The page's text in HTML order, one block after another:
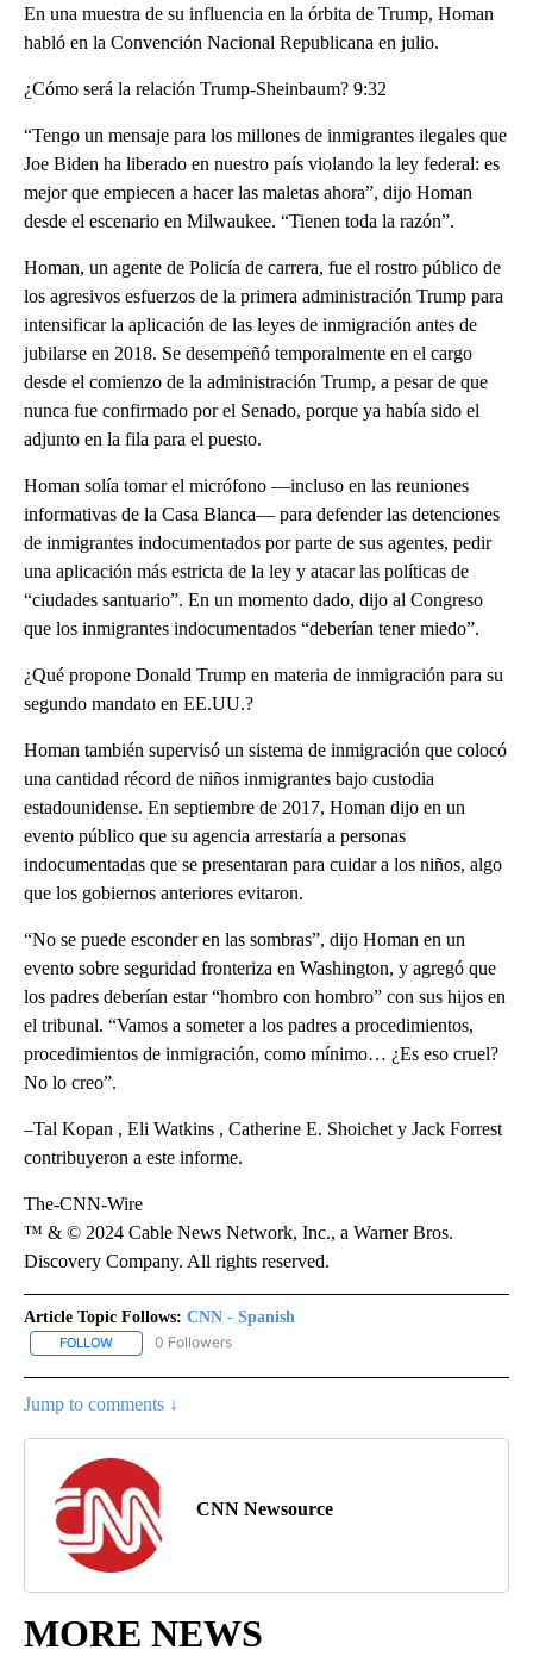
En una muestra de su influencia en la órbita de Trump, Homan
habló en la Convención Nacional Republicana en julio.
¿Cómo será la relación Trump-Sheinbaum? 9:32
“Tengo un mensaje para los millones de inmigrantes ilegales que
Joe Biden ha liberado en nuestro país violando la ley federal: es
mejor que empiecen a hacer las maletas ahora”, dijo Homan
desde el escenario en Milwaukee. “Tienen toda la razón”.
Homan, un agente de Policía de carrera, fue el rostro público de
los agresivos esfuerzos de la primera administración Trump para
intensificar la aplicación de las leyes de inmigración antes de
jubilarse en 2018. Se desempeñó temporalmente en el cargo
desde el comienzo de la administración Trump, a pesar de que
nunca fue confirmado por el Senado, porque ya había sido el
adjunto en la fila para el puesto.
Homan solía tomar el micrófono —incluso en las reuniones
informativas de la Casa Blanca— para defender las detenciones
de inmigrantes indocumentados por parte de sus agentes, pedir
una aplicación más estricta de la ley y atacar las políticas de
“ciudades santuario”. En un momento dado, dijo al Congreso
que los inmigrantes indocumentados “deberían tener miedo”.
¿Qué propone Donald Trump en materia de inmigración para su
segundo mandato en EE.UU.?
Homan también supervisó un sistema de inmigración que colocó
una cantidad récord de niños inmigrantes bajo custodia
estadounidense. En septiembre de 2017, Homan dijo en un
evento público que su agencia arrestaría a personas
indocumentadas que se presentaran para cuidar a los niños, algo
que los gobiernos anteriores evitaron.
“No se puede esconder en las sombras”, dijo Homan en un
evento sobre seguridad fronteriza en Washington, y agregó que
los padres deberían estar “hombro con hombro” con sus hijos en
el tribunal. “Vamos a someter a los padres a procedimientos,
procedimientos de inmigración, como mínimo… ¿Es eso cruel?
No lo creo”.
–Tal Kopan , Eli Watkins , Catherine E. Shoichet y Jack Forrest
contribuyeron a este informe.
The-CNN-Wire
™ & © 2024 Cable News Network, Inc., a Warner Bros.
Discovery Company. All rights reserved.
Article Topic Follows: CNN - Spanish
FOLLOW FOLLOW "CNN - SPANISH" TO RECEIVE NOTIFICATIONS ABOUT
0 Followers
Jump to comments ↓
CNN Newsource
MORE NEWS